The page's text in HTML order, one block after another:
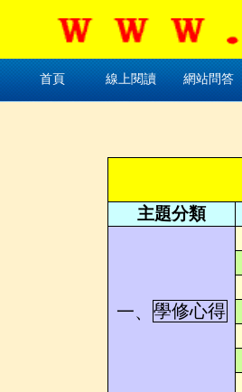
主題分類
一、 學修心得
首頁 線上閱讀 網站問答